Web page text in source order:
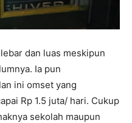
dan luas meskipun
Ia pun
ini omset yang
Rp 1.5 juta/ hari. Cukup
sekolah maupun